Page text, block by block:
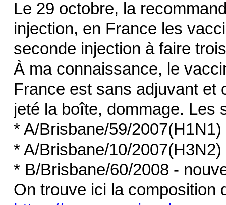
Le 29 octobre, la
injection, en France les
seconde injection à faire
À ma connaissance, le
France est sans adjuvant
jeté la boîte, dommage. Les
* A/Brisbane/59/
* A/Brisbane/10/
* B/Brisbane/60/2008 -
On trouve ici la composition